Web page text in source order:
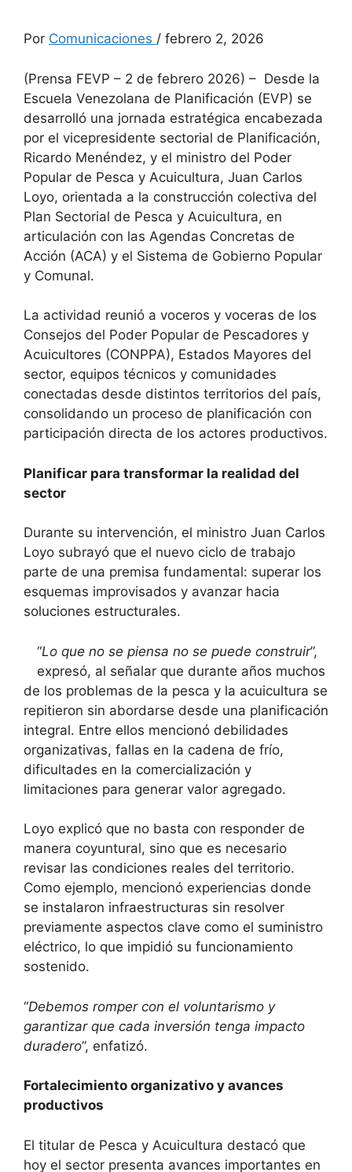
Por Comunicaciones / febrero 2, 2026
(Prensa FEVP – 2 de febrero 2026) – Desde la
Escuela Venezolana de Planificación (EVP) se
desarrolló una jornada estratégica encabezada
por el vicepresidente sectorial de Planificación,
Ricardo Menéndez, y el ministro del Poder
Popular de Pesca y Acuicultura, Juan Carlos
Loyo, orientada a la construcción colectiva del
Plan Sectorial de Pesca y Acuicultura, en
articulación con las Agendas Concretas de
Acción (ACA) y el Sistema de Gobierno Popular
y Comunal.
La actividad reunió a voceros y voceras de los
Consejos del Poder Popular de Pescadores y
Acuicultores (CONPPA), Estados Mayores del
sector, equipos técnicos y comunidades
conectadas desde distintos territorios del país,
consolidando un proceso de planificación con
participación directa de los actores productivos.
Planificar para transformar la realidad del
sector
Durante su intervención, el ministro Juan Carlos
Loyo subrayó que el nuevo ciclo de trabajo
parte de una premisa fundamental: superar los
esquemas improvisados y avanzar hacia
soluciones estructurales.
“Lo que no se piensa no se puede construir”,
expresó, al señalar que durante años muchos
de los problemas de la pesca y la acuicultura se
repitieron sin abordarse desde una planificación
integral. Entre ellos mencionó debilidades
organizativas, fallas en la cadena de frío,
dificultades en la comercialización y
limitaciones para generar valor agregado.
Loyo explicó que no basta con responder de
manera coyuntural, sino que es necesario
revisar las condiciones reales del territorio.
Como ejemplo, mencionó experiencias donde
se instalaron infraestructuras sin resolver
previamente aspectos clave como el suministro
eléctrico, lo que impidió su funcionamiento
sostenido.
“Debemos romper con el voluntarismo y
garantizar que cada inversión tenga impacto
duradero”, enfatizó.
Fortalecimiento organizativo y avances
productivos
El titular de Pesca y Acuicultura destacó que
hoy el sector presenta avances importantes en